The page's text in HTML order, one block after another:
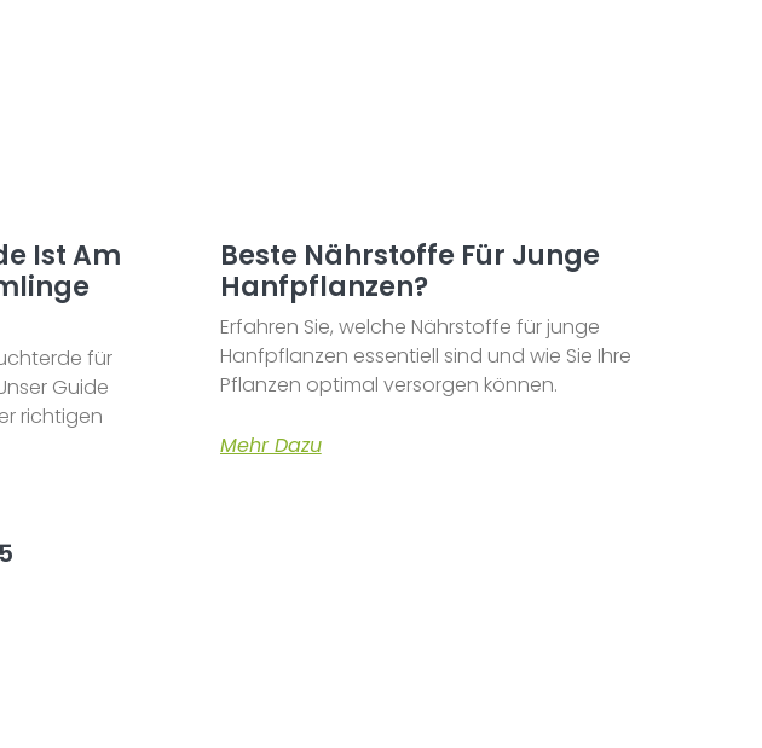
Ist Am
für
Guide
richtigen
Beste Nährstoffe Für Junge
Hanfpflanzen?
Erfahren Sie, welche Nährstoffe für junge
Hanfpflanzen essentiell sind und wie Sie Ihre
Pflanzen optimal versorgen können.
Mehr Dazu
5